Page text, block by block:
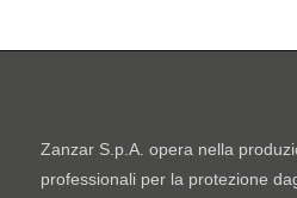
Zanzar S.p.A. opera nella
professionali per la protezione